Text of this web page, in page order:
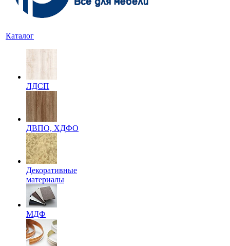
Каталог
ЛДСП
ДВПО, ХДФО
Декоративные
материалы
МДФ